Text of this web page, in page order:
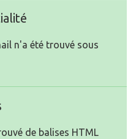
n'a été trouvé sous
de balises HTML